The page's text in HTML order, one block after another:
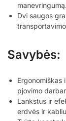
manevringumą.
Dvi saugos
Savybės:
Ergonomiškas
pjovimo
Lankstus ir
erdvės ir